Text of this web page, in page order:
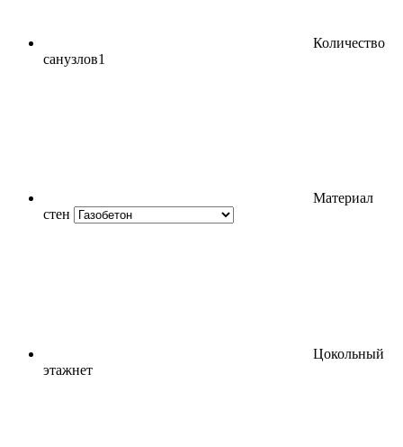
Количество
санузлов1
Материал
стен
Цокольный
этажнет